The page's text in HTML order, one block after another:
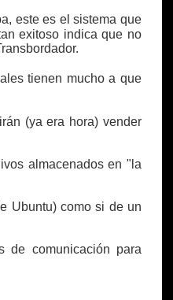
este es el sistema que
exitoso indica que no
tienen mucho a que
(ya era hora) vender
almacenados en "la
Ubuntu) como si de un
comunicación para